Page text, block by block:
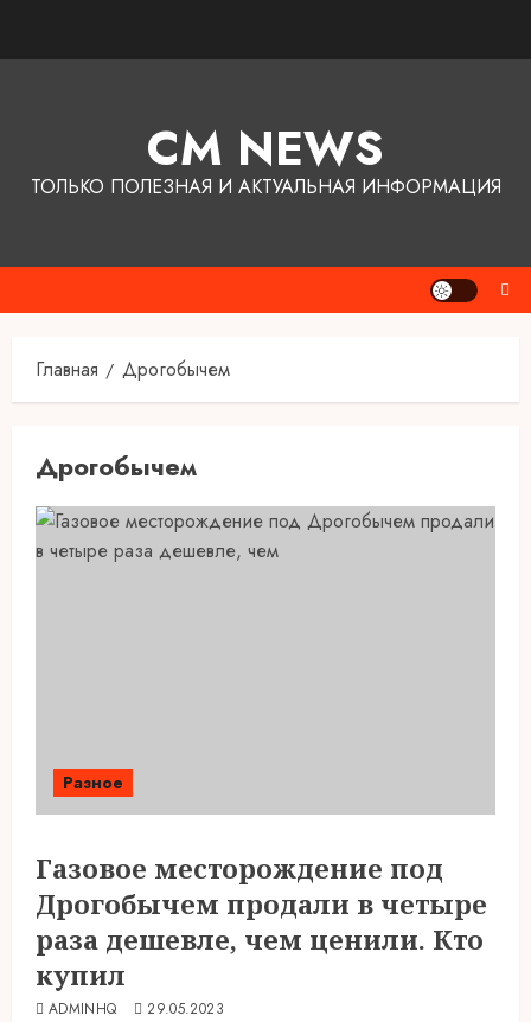
CM NEWS
ТОЛЬКО ПОЛЕЗНАЯ И АКТУАЛЬНАЯ ИНФОРМАЦИЯ
Главная Дрогобычем
Дрогобычем
Разное
Газовое месторождение под
Дрогобычем продали в четыре
раза дешевле, чем ценили. Кто
купил
ADMINHQ 29.05.2023